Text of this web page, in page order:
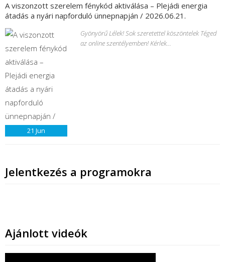
A viszonzott szerelem fénykód aktiválása – Plejádi energia
átadás a nyári napforduló ünnepnapján / 2026.06.21.
21 Jun
Gyönyörű Lélek! Sok szeretettel köszöntelek Téged
az online szentélyemben! Kérlek...
Jelentkezés a programokra
Ajánlott videók